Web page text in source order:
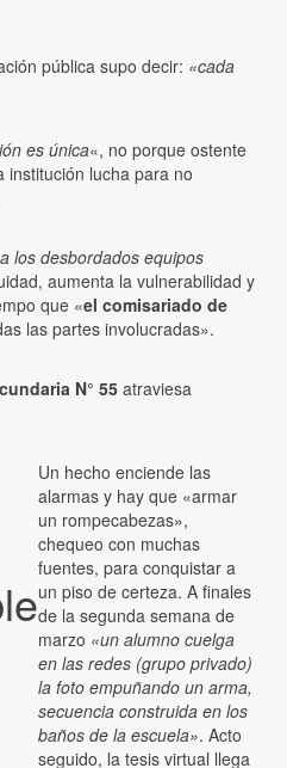
pública supo decir: «cada
es única«, no porque ostente
institución lucha para no
los desbordados equipos
aumenta la vulnerabilidad y
que «el comisariado de
las partes involucradas».
N° 55 atraviesa
Un hecho enciende las
alarmas y hay que «armar
un rompecabezas»,
chequeo con muchas
fuentes, para conquistar a
un piso de certeza. A finales
de la segunda semana de
marzo «un alumno cuelga
en las redes (grupo privado)
la foto empuñando un arma,
secuencia construida en los
baños de la escuela». Acto
seguido, la tesis virtual llega